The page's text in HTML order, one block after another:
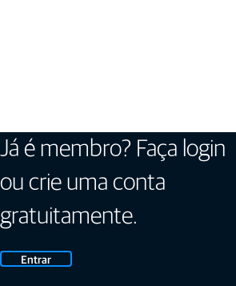
Já é membro? Faça login
ou crie uma conta
gratuitamente.
Entrar